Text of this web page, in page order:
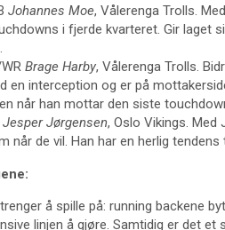
Johannes Moe, Vålerenga Trolls.
i fjerde kvarteret. Gir laget
Brage Harby, Vålerenga Trolls.
en interception og er på
når han mottar den siste
Jesper Jørgensen, Oslo Vikings. Med
når de vil. Han har en herlig
å spille på: running backene
linjen å gjøre. Samtidig er det